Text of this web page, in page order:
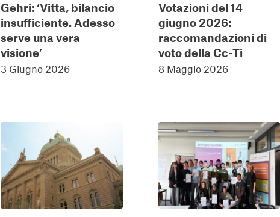
Gehri: ‘Vitta, bilancio
insufficiente. Adesso
serve una vera
visione’
3 Giugno 2026
Votazioni del 14
giugno 2026:
raccomandazioni di
voto della Cc-Ti
8 Maggio 2026